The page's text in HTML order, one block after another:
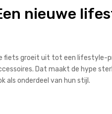
nieuwe
fiets groeit uit tot een lifestyle-
Dat maakt de hype
als onderdeel van hun stijl.